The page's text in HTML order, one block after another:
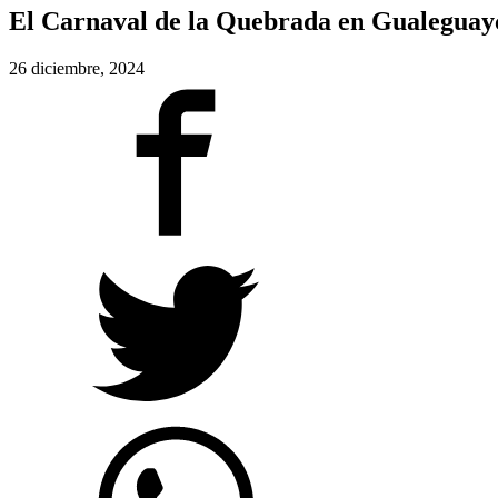
El Carnaval de la Quebrada en
26 diciembre, 2024